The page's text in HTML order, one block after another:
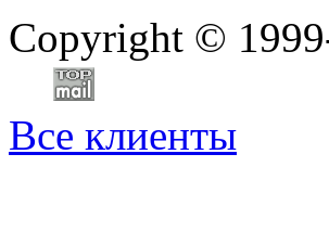
Copyright ©
Все клиенты